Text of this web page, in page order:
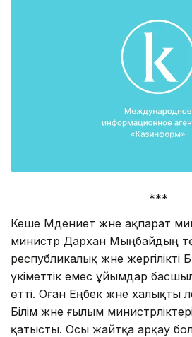
***
Кеше Мәдениет және ақпарат
министр Дархан Мыңбайдың
республикалық және
үкіметтік емес ұйымдар
өтті. Оған Еңбек және халықты
Білім және ғылым
қатысты. Осы жайтқа арқау